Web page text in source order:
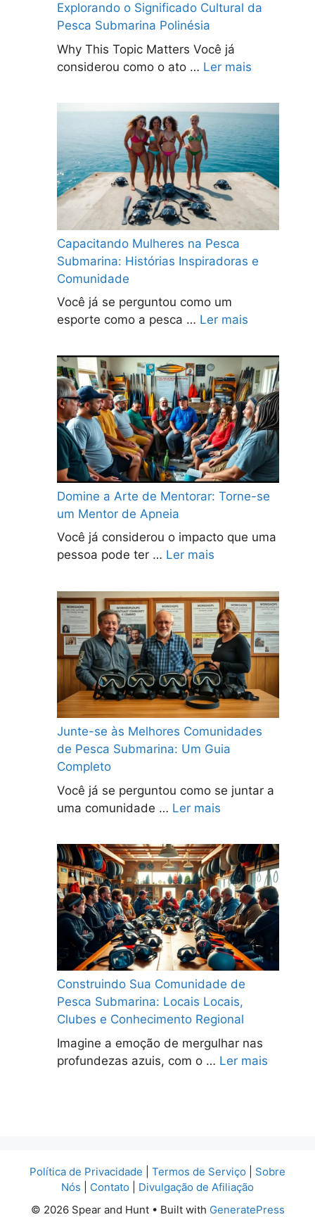
Explorando o Significado Cultural da
Pesca Submarina Polinésia
Why This Topic Matters Você já
considerou como o ato … Ler mais
Capacitando Mulheres na Pesca
Submarina: Histórias Inspiradoras e
Comunidade
Você já se perguntou como um
esporte como a pesca … Ler mais
Domine a Arte de Mentorar: Torne-se
um Mentor de Apneia
Você já considerou o impacto que uma
pessoa pode ter … Ler mais
Junte-se às Melhores Comunidades
de Pesca Submarina: Um Guia
Completo
Você já se perguntou como se juntar a
uma comunidade … Ler mais
Construindo Sua Comunidade de
Pesca Submarina: Locais Locais,
Clubes e Conhecimento Regional
Imagine a emoção de mergulhar nas
profundezas azuis, com o … Ler mais
Política de Privacidade Termos de Serviço
Sobre
Nós
Contato
Divulgação de Afiliação
© 2026 Spear and Hunt• Built with GeneratePress